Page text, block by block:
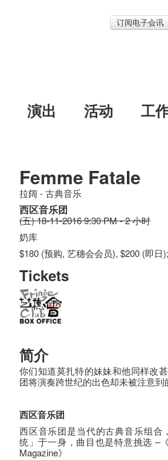
订阅电子会讯
演出 活动
工
Femme Fatale
拉阔 - 古典音乐
西区音乐团
(五) 18-11-2016 9:30 PM - 2 小时
奶库
$180 (预购, 艺穗会会员), $200 (即日
Tickets
简介
你们知道莫扎特的妹妹和他同样改
团将演奏跨世纪的出色却未被注意到
西区音乐团
西区音乐团是当代的古典音乐组合
统」于一身，曲目也是特意挑选 –
Magazine》